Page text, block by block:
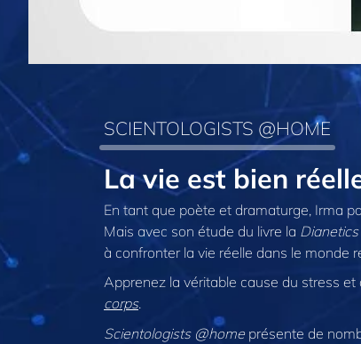
SCIENTOLOGISTS @HOME
La vie est bien
En tant que poète et dramaturge, Irma
Mais avec son étude du livre la
à confronter la vie réelle dans le monde
Apprenez la véritable cause du stress et
corps.
Scientologists @homeprésente de